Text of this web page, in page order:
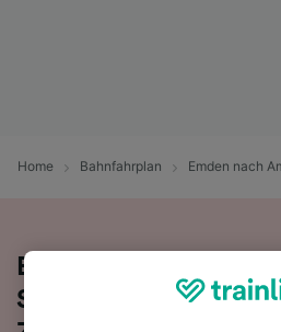
Home Bahnfahrplan Emden nach
Bequem von Emden
Schiphol Flughafen -